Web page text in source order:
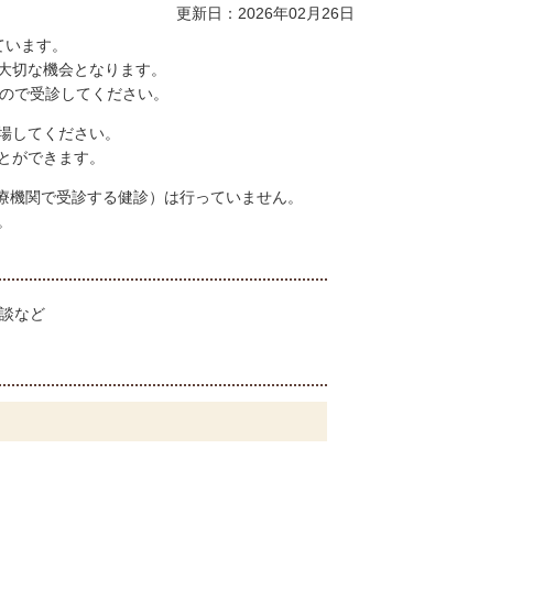
更新日：2026年02月26日
ます。
な機会となります。
で受診してください。
てください。
できます。
関で受診する健診）は行っていません。
など